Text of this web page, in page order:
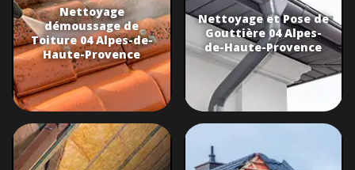
Nettoyage
démoussage de
Toiture 04 Alpes-de-
Haute-Provence
Nettoyage et Pose de
Gouttière 04 Alpes-
de-Haute-Provence